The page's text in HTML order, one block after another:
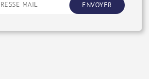
ENVOYER